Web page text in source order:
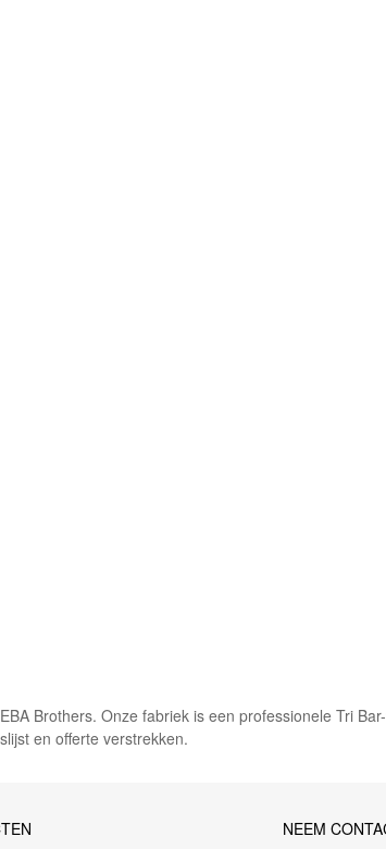
Brothers. Onze fabriek is een professionele Tri
en offerte verstrekken.
NEEM